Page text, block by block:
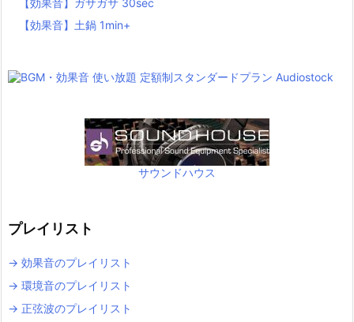
【効果音】ガサガサ 30sec
【効果音】土鍋 1min+
サウンドハウス
プレイリスト
→ 効果音のプレイリスト
→ 環境音のプレイリスト
→ 正弦波のプレイリスト